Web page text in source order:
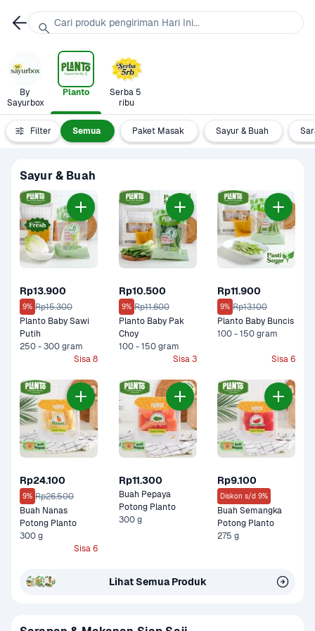
By
Sayurbox
Planto
Serba 5
ribu
Filter Semua Paket Masak Sayur & Buah
Sayur & Buah
Rp13.900
9% Rp15.300
Planto Baby Sawi
Putih
250 - 300 gram
Sisa 8
Rp10.500
9% Rp11.600
Planto Baby Pak
Choy
100 - 150 gram
Sisa 3
Rp11.900
9% Rp13.100
Planto Baby Buncis
100 - 150 gram
Sisa 6
Rp24.100
9% Rp26.500
Buah Nanas
Potong Planto
300 g
Sisa 6
Rp11.300
Buah Pepaya
Potong Planto
300 g
Rp9.100
Diskon s/d 9%
Buah Semangka
Potong Planto
275 g
Lihat Semua Produk
Cari produk pengiriman Hari Ini...